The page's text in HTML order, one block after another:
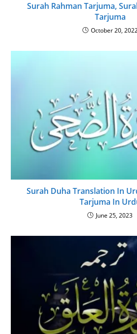
Surah Rahman Tarjuma,
Tarjuma
October 20,
Surah Duha Translation In
Tarjuma In
June 25, 2023